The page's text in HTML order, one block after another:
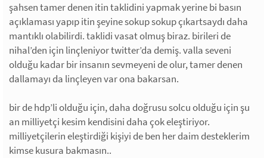
şahsen tamer denen itin taklidini yapmak yerine bi basın
açıklaması yapıp itin şeyine sokup sokup çıkartsaydı daha
mantıklı olabilirdi. taklidi vasat olmuş biraz. birileri de
nihal’den için linçleniyor twitter’da demiş. valla seveni
olduğu kadar bir insanın sevmeyeni de olur, tamer denen
dallamayı da linçleyen var ona bakarsan.
bir de hdp’li olduğu için, daha doğrusu solcu olduğu için şu
an milliyetçi kesim kendisini daha çok eleştiriyor.
milliyetçilerin eleştirdiği kişiyi de ben her daim desteklerim
kimse kusura bakmasın..